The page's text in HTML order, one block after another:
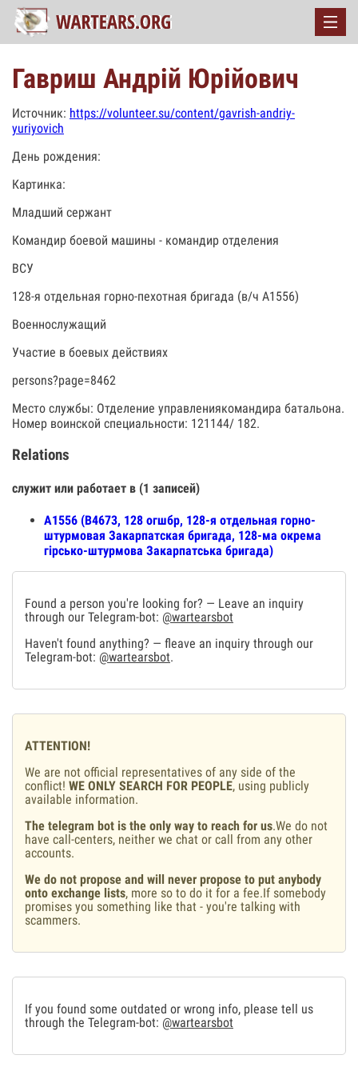
Гавриш Андрій Юрійович
Источник: https://volunteer.su/content/gavrish-andriy-
yuriyovich
День рождения:
Картинка:
Младший сержант
Командир боевой машины - командир отделения
ВСУ
128-я отдельная горно-пехотная бригада (в/ч А1556)
Военнослужащий
Участие в боевых действиях
persons?page=8462
Место службы: Отделение управлениякомандира батальона.
Номер воинской специальности: 121144/ 182.
Relations
служит или работает в (1 записей)
А1556 (В4673, 128 огшбр, 128-я отдельная горно-
штурмовая Закарпатская бригада, 128-ма окрема
гірсько-штурмова Закарпатська бригада)
Found a person you're looking for? — Leave an inquiry
through our Telegram-bot: @wartearsbot
Haven't found anything? — fleave an inquiry through our
Telegram-bot: @wartearsbot.
ATTENTION!
We are not official representatives of any side of the
conflict! WE ONLY SEARCH FOR PEOPLE, using publicly
available information.
The telegram bot is the only way to reach for us.We do not
have call-centers, neither we chat or call from any other
accounts.
We do not propose and will never propose to put anybody
onto exchange lists, more so to do it for a fee.If somebody
promises you something like that - you're talking with
scammers.
If you found some outdated or wrong info, please tell us
through the Telegram-bot: @wartearsbot